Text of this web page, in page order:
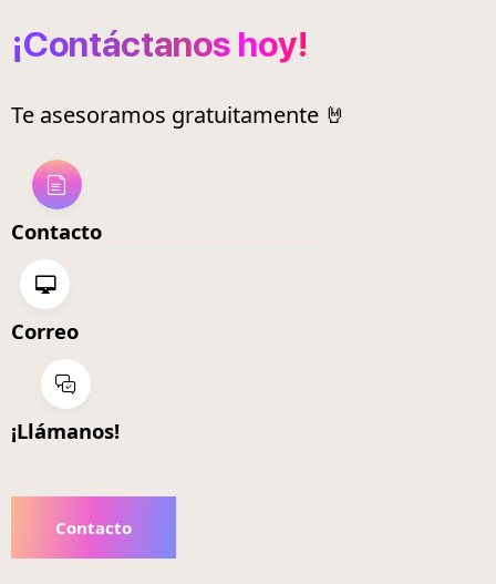
¡Contáctanos hoy!
Te asesoramos gratuitamente 🤘
Contacto
Correo
¡Llámanos!
Contacto